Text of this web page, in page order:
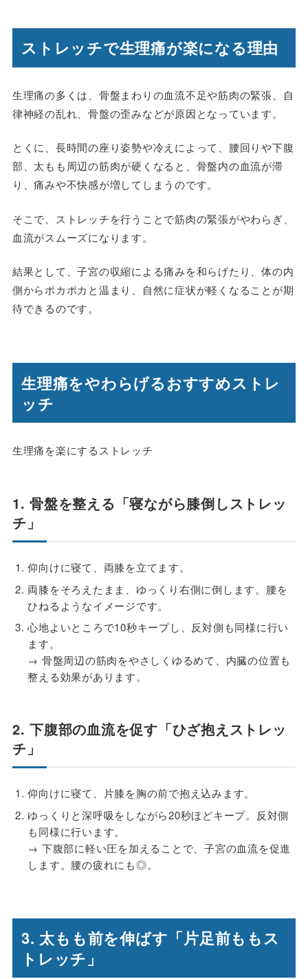
ストレッチで生理痛が楽になる理由
生理痛の多くは、骨盤まわりの血流不足や筋肉の緊張、自
律神経の乱れ、骨盤の歪みなどが原因となっています。
とくに、長時間の座り姿勢や冷えによって、腰回りや下腹
部、太もも周辺の筋肉が硬くなると、骨盤内の血流が滞
り、痛みや不快感が増してしまうのです。
そこで、ストレッチを行うことで筋肉の緊張がやわらぎ、
血流がスムーズになります。
結果として、子宮の収縮による痛みを和らげたり、体の内
側からポカポカと温まり、自然に症状が軽くなることが期
待できるのです。
生理痛をやわらげるおすすめストレ
ッチ
生理痛を楽にするストレッチ
1. 骨盤を整える「寝ながら膝倒しストレッ
チ」
仰向けに寝て、両膝を立てます。
両膝をそろえたまま、ゆっくり右側に倒します。腰を
ひねるようなイメージです。
心地よいところで10秒キープし、反対側も同様に行い
ます。
→ 骨盤周辺の筋肉をやさしくゆるめて、内臓の位置も
整える効果があります。
2. 下腹部の血流を促す「ひざ抱えストレッ
チ」
仰向けに寝て、片膝を胸の前で抱え込みます。
ゆっくりと深呼吸をしながら20秒ほどキープ。反対側
も同様に行います。
→ 下腹部に軽い圧を加えることで、子宮の血流を促進
します。腰の疲れにも◎。
3. 太もも前を伸ばす「片足前ももス
トレッチ」